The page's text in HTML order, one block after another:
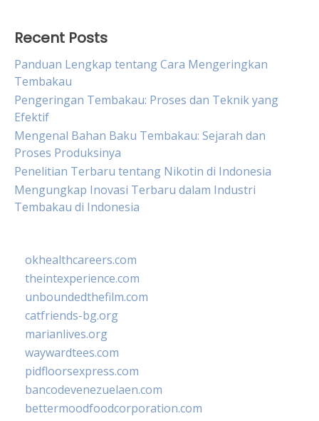
Recent Posts
Panduan Lengkap tentang Cara Mengeringkan
Tembakau
Pengeringan Tembakau: Proses dan Teknik yang
Efektif
Mengenal Bahan Baku Tembakau: Sejarah dan
Proses Produksinya
Penelitian Terbaru tentang Nikotin di Indonesia
Mengungkap Inovasi Terbaru dalam Industri
Tembakau di Indonesia
okhealthcareers.com
theintexperience.com
unboundedthefilm.com
catfriends-bg.org
marianlives.org
waywardtees.com
pidfloorsexpress.com
bancodevenezuelaen.com
bettermoodfoodcorporation.com